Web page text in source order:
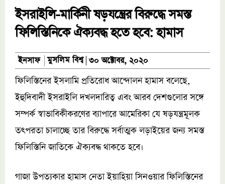
ইসরাইলি-মার্কিনী ষড়যন্ত্রের বিরুদ্ধে সমস্ত
ফিলিস্তিনিকে ঐক্যবদ্ধ হতে হবে: হামাস
ইনসাফ মুসলিম বিশ্ব ৩০ অক্টোবর, ২০২০
ফিলিস্তিনের ইসলামি প্রতিরোধ আন্দোলন হামাস বলেছে,
ইহুদিবাদী ইসরাইলি দখলদারিত্ব এবং আরব দেশগুলোর সঙ্গে
সম্পর্ক স্বাভাবিকীকরণের ব্যাপারে আমেরিকা যে ষড়যন্ত্রমূলক
তৎপরতা চালাচ্ছে তার বিরুদ্ধে সর্বাত্মক লড়াইয়ের জন্য সমস্ত
ফিলিস্তিনি জাতিকে ঐক্যবদ্ধ থাকতে হবে।
গাজা উপত্যকার হামাস নেতা ইয়াহিয়া সিনওয়ার ফিলিস্তিনের